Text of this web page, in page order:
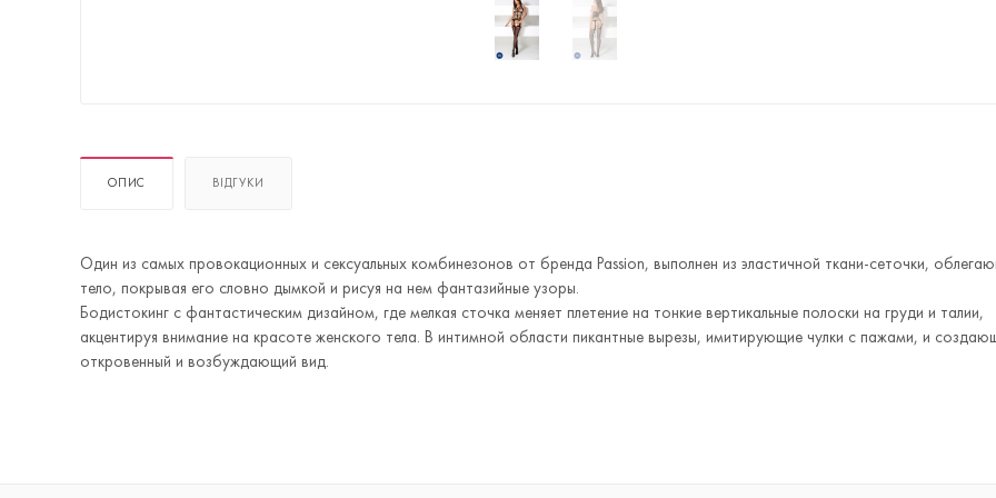
ОПИС ВІДГУКИ
Один из самых провокационных и сексуальных комбинезонов от бренда Passion, выполнен из эластичной ткани-сеточки,
тело, покрывая его словно дымкой и рисуя на нем фантазийные узоры.
Бодистокинг с фантастическим дизайном, где мелкая сточка меняет плетение на тонкие вертикальные полоски на груди и талии,
акцентируя внимание на красоте женского тела. В интимной области пикантные вырезы, имитирующие чулки с пажами, и
откровенный и возбуждающий вид.